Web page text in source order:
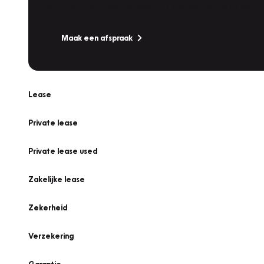
Maak een afspraak
Lease
Private lease
Private lease used
Zakelijke lease
Zekerheid
Verzekering